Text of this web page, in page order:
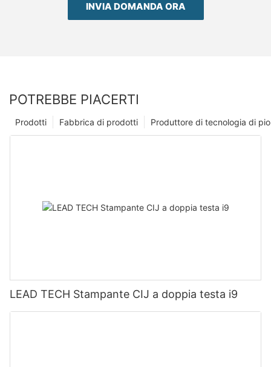
INVIA DOMANDA ORA
POTREBBE PIACERTI
Produttore di tecnologia di
Fabbrica di prodotti
Prodotti
LEAD TECH Stampante CIJ a doppia testa i9